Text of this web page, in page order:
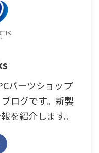
パーツショップ
ブログです。新製
を紹介します。